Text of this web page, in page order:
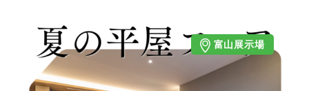
富山展示場